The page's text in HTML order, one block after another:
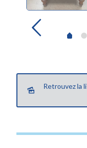
Retrouvez la